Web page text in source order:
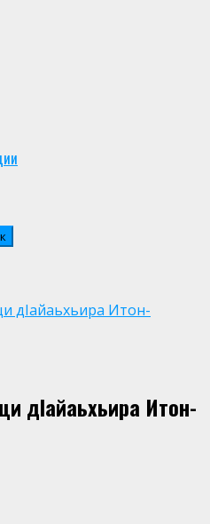
дIайаьхьира Итон-
дIайаьхьира Итон-